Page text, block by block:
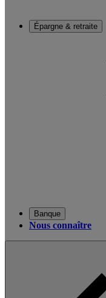
Épargne & retraite
Banque
Nous connaître